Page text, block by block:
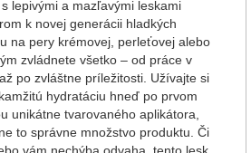
lepivými a mazľavými leskami
k novej generácii hladkých
na pery krémovej, perleťovej alebo
zvládnete všetko – od práce v
po zvláštne príležitosti. Užívajte si
hydratáciu hneď po prvom
unikátne tvarovaného aplikátora,
to správne množstvo produktu. Či
vám nechýba odvaha, tento lesk